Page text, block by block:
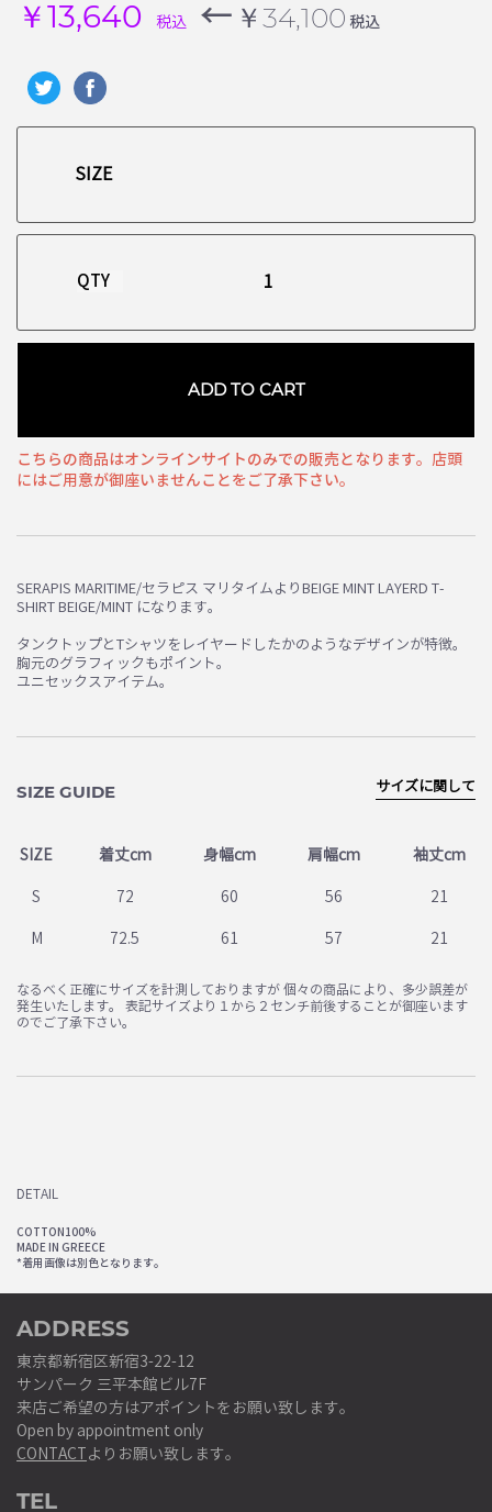
￥13,640 税込 ← ￥34,100 税込
QTY
ADD TO CART
こちらの商品はオンラインサイトのみでの販売となります。店頭
にはご用意が御座いませんことをご了承下さい。
SERAPIS MARITIME/セラピス マリタイムよりBEIGE MINT LAYERD T-
SHIRT BEIGE/MINT になります。
タンクトップとTシャツをレイヤードしたかのようなデザインが特徴。
胸元のグラフィックもポイント。
ユニセックスアイテム。
SIZE GUIDE
SIZE 着丈cm 身幅cm 肩幅cm 袖丈cm
S 72 60 56 21
M 72.5 61 57 21
サイズに関して
なるべく正確にサイズを計測しておりますが 個々の商品により、多少誤差が
発生いたします。 表記サイズより１から２センチ前後することが御座います
のでご了承下さい。
DETAIL
COTTON100%
MADE IN GREECE
*着用画像は別色となります。
ADDRESS
東京都新宿区新宿3-22-12
サンパーク 三平本館ビル7F
来店ご希望の方はアポイントをお願い致します。
Open by appointment only
CONTACTよりお願い致します。
TEL